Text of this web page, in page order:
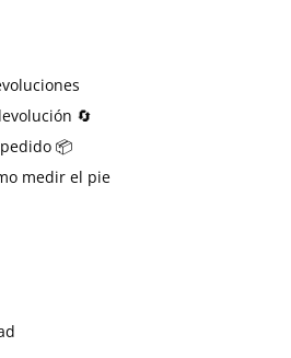
🔄
📦
medir el pie